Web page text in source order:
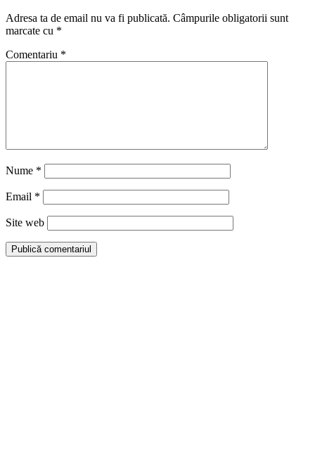
Adresa ta de email nu va fi publicată. Câmpurile obligatorii sunt
marcate cu *
Comentariu *
Nume *
Email *
Site web